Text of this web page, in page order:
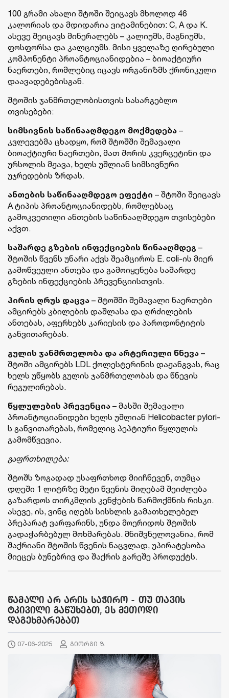
100 გრამი ახალი შტოში შეიცავს მხოლოდ 46
კალორიას და მდიდარია ვიტამინებით: C, A და K.
ასევე შეიცავს მინერალებს – კალიუმს, მაგნიუმს,
ფოსფორსა და კალციუმს. მისი ყველაზე ღირებული
კომპონენტი პროანტოციანიდებია – ბიოაქტიური
ნაერთები, რომლებიც იცავს ორგანიზმს ქრონიკული
დაავადებებისგან.
შტოშის ჯანმრთელობისთვის სასარგებლო
თვისებები:
სიმსივნის საწინააღმდეგო მოქმედება –
კვლევებმა ცხადყო, რომ შტოშში შემავალი
ბიოაქტიური ნაერთები, მათ შორის კვერცეტინი და
ურსოლის მჟავა, ხელს უშლიან სიმსივნური
უჯრედების ზრდას.
ანთების საწინააღმდეგო ეფექტი – შტოში შეიცავს
A ტიპის პროანტოციანიდებს, რომლებსაც
გამოკვეთილი ანთების საწინააღმდეგო თვისებები
აქვთ.
საშარდე გზების ინფექციების წინააღმდეგ –
შტოშის წვენს უნარი აქვს შეამციროს E. coli-ის მიერ
გამოწვეული ანთება და გამოიყენება საშარდე
გზების ინფექციების პრევენციისთვის.
პირის ღრუს დაცვა – შტოშში შემავალი ნაერთები
ამცირებს კბილების დაშლასა და ღრძილების
ანთებას, აფერხებს კარიესის და პაროდონტიტის
განვითარებას.
გულის ჯანმრთელობა და არტერიული წნევა –
შტოში ამცირებს LDL ქოლესტერინის დაჟანგვას, რაც
ხელს უწყობს გულის ჯანმრთელობას და წნევის
რეგულირებას.
წყლულების პრევენცია – მასში შემავალი
პროანტოციანიდები ხელს უშლიან Helicobacter pylori-
ს განვითარებას, რომელიც პეპტიური წყლულის
გამომწვევია.
გაფრთხილება:
შტოშს ზოგადად უსაფრთხოდ მიიჩნევენ, თუმცა
დღეში 1 ლიტრზე მეტი წვენის მიღებამ შეიძლება
გაზარდოს თირკმლის კენჭების წარმოქმნის რისკი.
ასევე, ის, ვინც იღებს სისხლის გამათხელებელ
პრეპარატ ვარფარინს, უნდა მოერიდოს შტოშის
გადაჭარბებულ მოხმარებას. მნიშვნელოვანია, რომ
შაქრიანი შტოშის წვენის ნაცვლად, უპირატესობა
მიეცეს ბუნებრივ და შაქრის გარეშე პროდუქტს.
წამალი არ არის საჭირო - თუ თავის
ტკივილი გაწუხებთ, ეს მეთოდი
დაგეხმარებათ
07-06-2025 გიორგი ზ.